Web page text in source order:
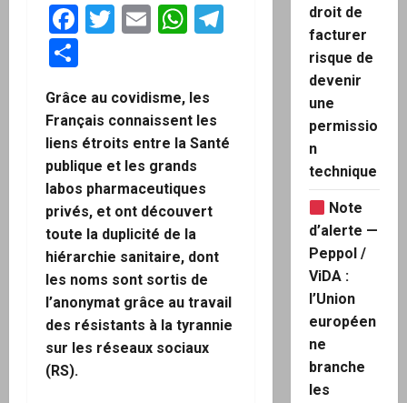
Facebook
Twitter
EmailWhatsApp
Telegram
Grâce au covidisme, les
Français connaissent les
liens étroits entre la Santé
publique et les grands
labos pharmaceutiques
privés, et ont découvert
toute la duplicité de la
hiérarchie sanitaire, dont
les noms sont sortis de
l’anonymat grâce au travail
des résistants à la tyrannie
sur les réseaux sociaux
(RS).
droit de
facturer
risque de
devenir
une
permissio
n
technique
Note
d’alerte —
Peppol /
ViDA :
l’Union
européen
ne
branche
les